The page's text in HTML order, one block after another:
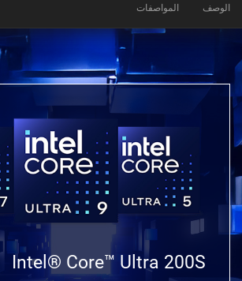
الوصف المواصفات
Intel® Core™ Ultra 200S